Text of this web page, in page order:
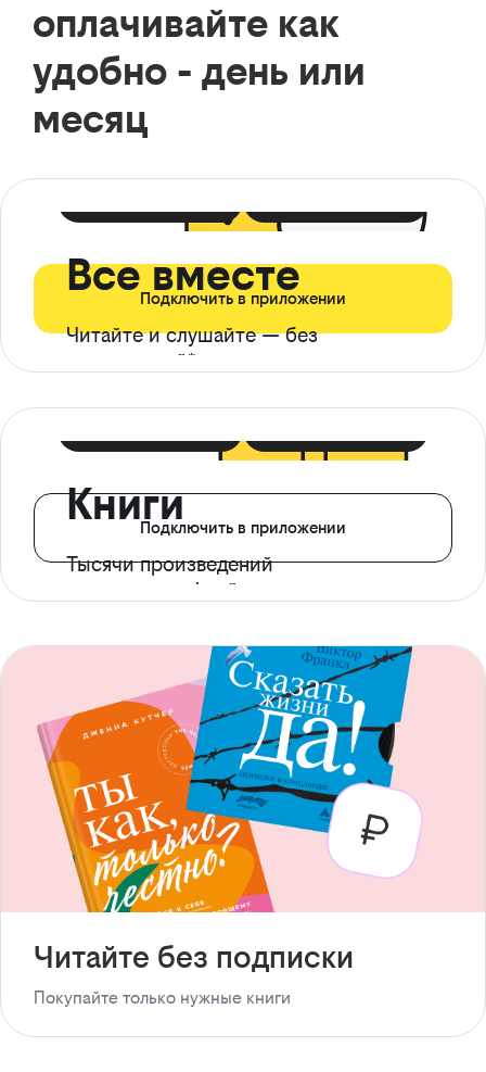
оплачивайте как
удобно - день или
месяц
Все вместе
Читайте и слушайте — без
ограничений*
Подключить в приложении
Книги
Тысячи произведений
с доступом офлайн
Подключить в приложении
Читайте без подписки
Покупайте только нужные книги